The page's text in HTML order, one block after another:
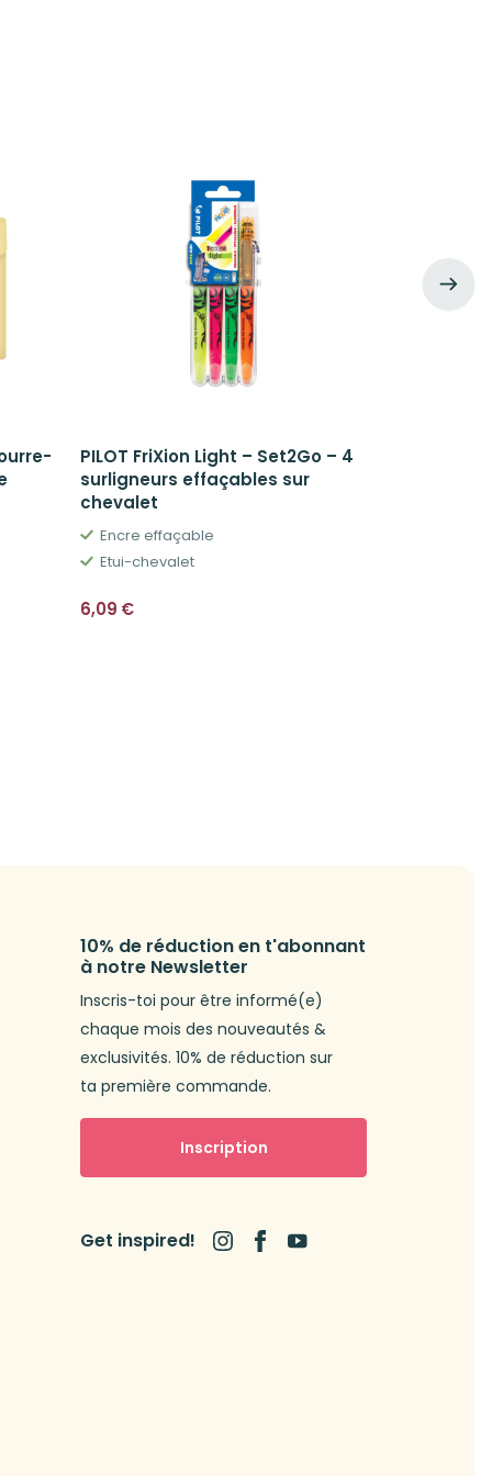
PILOT FriXion Light – Set2Go – 4
surligneurs effaçables sur
chevalet
Encre effaçable
Etui-chevalet
6,09 €
10% de réduction en t'abonnant
à notre Newsletter
Inscris-toi pour être informé(e)
chaque mois des nouveautés &
exclusivités. 10% de réduction sur
ta première commande.
Inscription
Get inspired!